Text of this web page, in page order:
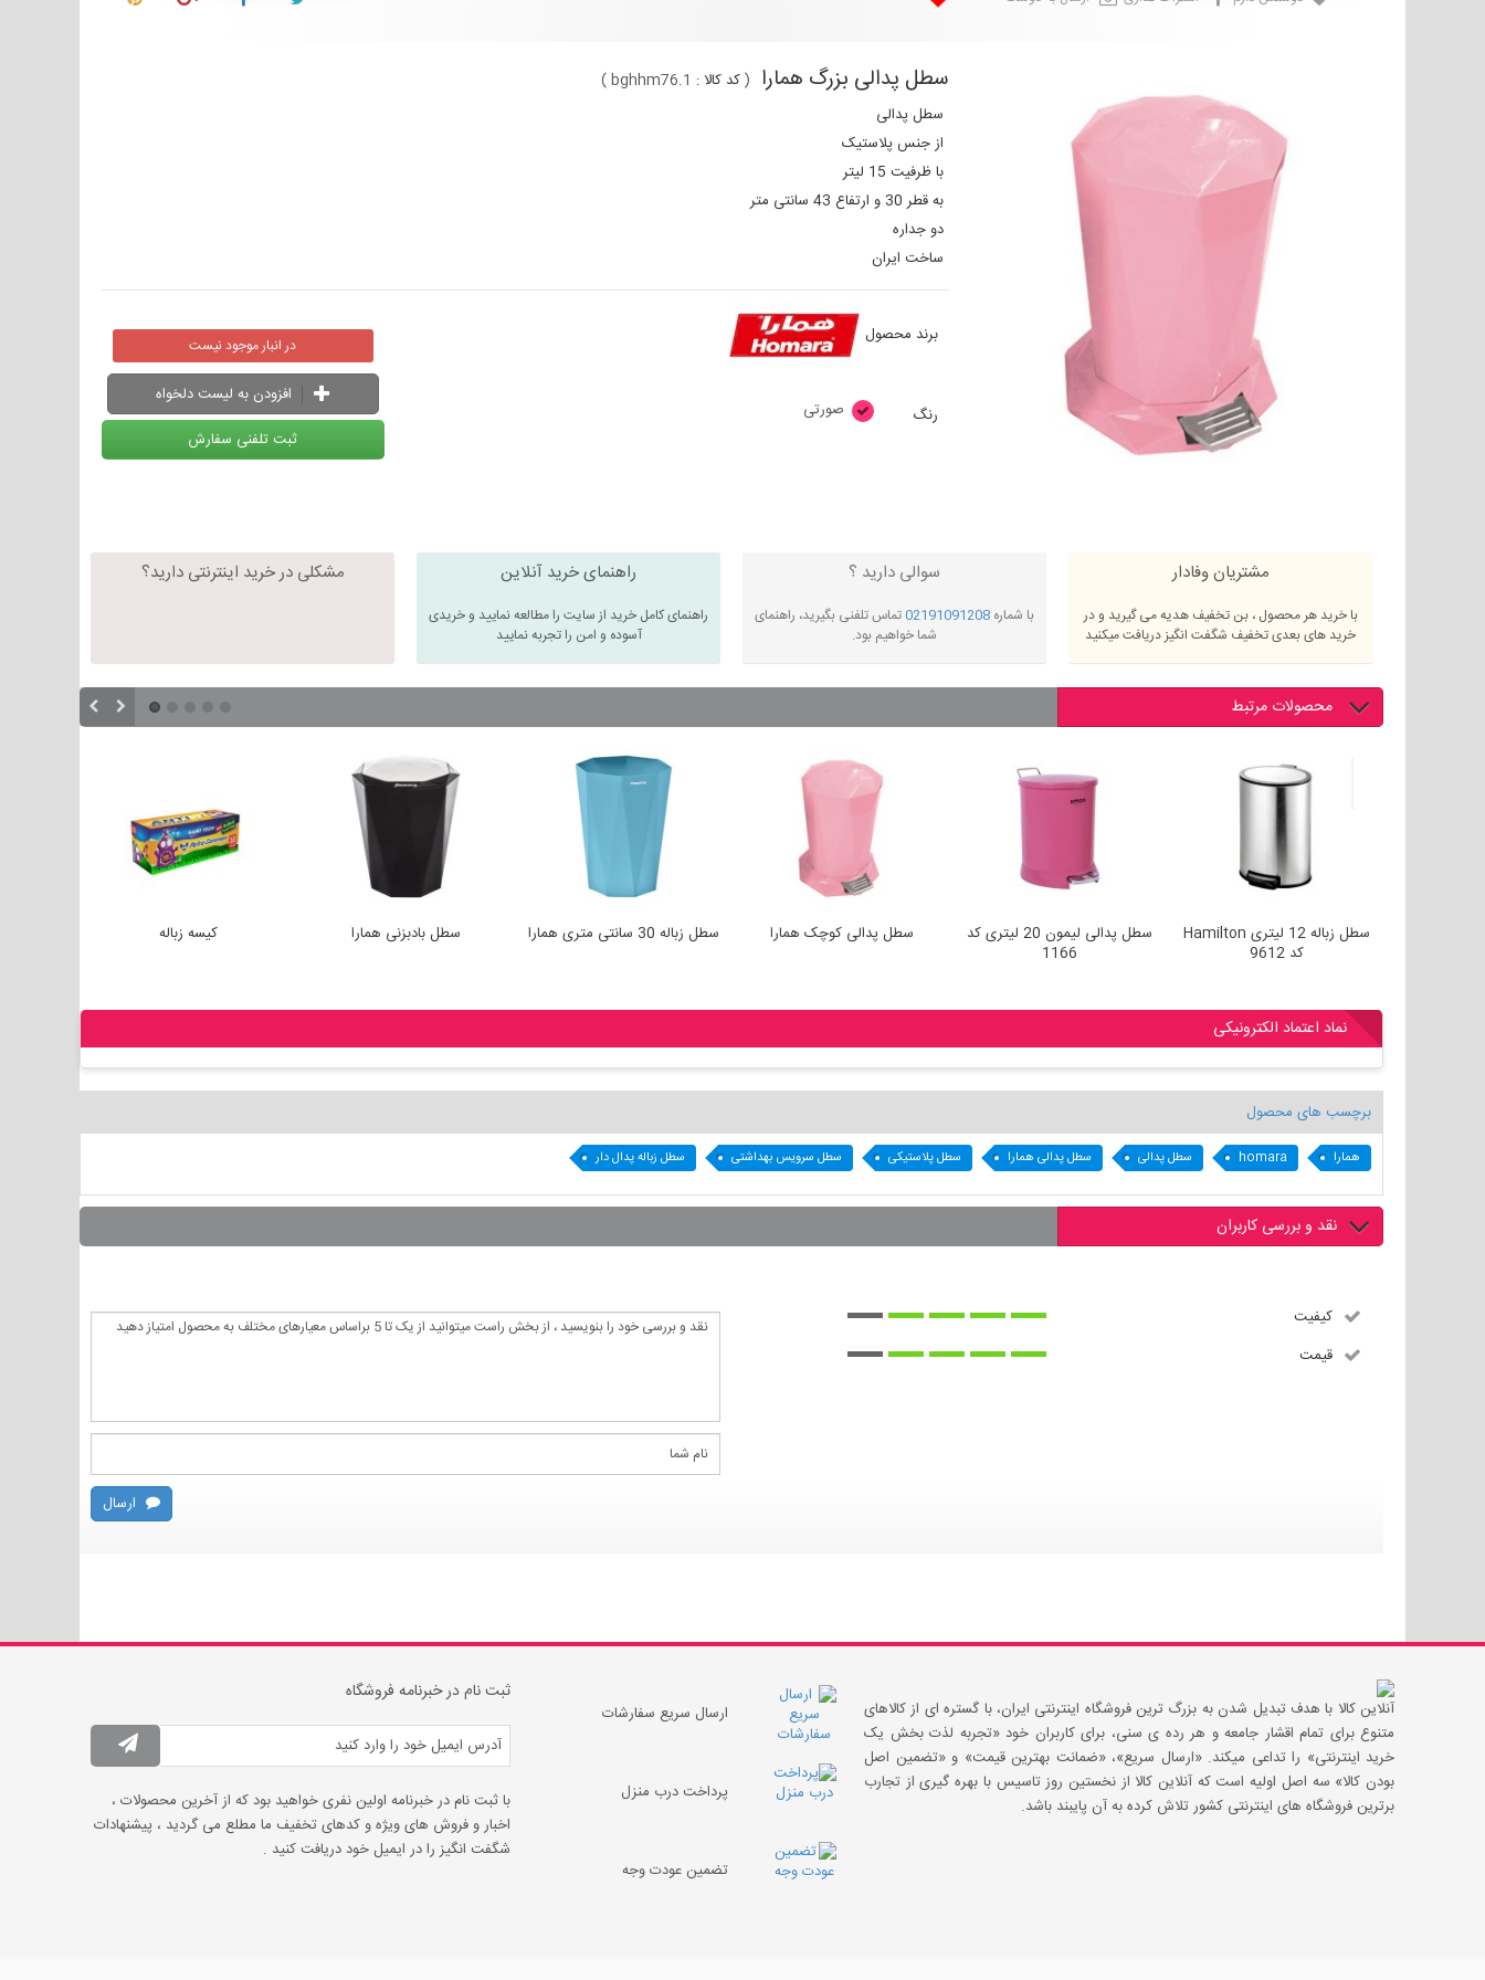
سطل پدالی بزرگ همارا (کد کالا : bghhm76.1
)
سطل پدالی
از جنس پلاستیک
با ظرفیت 15 لیتر
به قطر 30 و ارتفاع 43 سانتی متر
دو جداره
ساخت ایران
برند محصول
رنگ صورتی
در انبار موجود نیست
افزودن به لیست دلخواه
ثبت تلفنی سفارش
مشتریان وفادار
با خرید هر محصول ، بن تخفیف هدیه می گیرید و در
خرید های بعدی تخفیف شگفت انگیز دریافت میکنید
سوالی دارید ؟
با شماره 02191091208تماس تلفنی بگیرید، راهنمای
شما خواهیم بود.
راهنمای خرید آنلاین
راهنمای کامل خرید از سایت را مطالعه نمایید و خریدی
آسوده و امن را تجربه نمایید
مشکلی در خرید اینترنتی دارید؟
محصولات مرتبط
کیسه زباله سطل بادبزنی همارا سطل زباله 30 سانتی متری همارا سطل پدالی کوچک همارا
سطل پدالی لیمون 20 لیتری کد
1166
سطل زباله 12 لیتری Hamilton
کد 9612
نماد اعتماد الکترونیکی
برچسب های محصول
همارا homara سطل پدالی سطل پدالی همارا سطل پلاستیکی سطل سرویس بهداشتی سطل زباله پدال دار
نقد و بررسی کاربران
کیفیت
قیمت
ارسال
آنلاین کالا با هدف تبدیل شدن به بزرگ ترین فروشگاه اینترنتی ایران، با گستره ای از کالاهای
متنوع برای تمام اقشار جامعه و هر رده ی سنی، برای کاربران خود «تجربه لذت بخش یک
خرید اینترنتی» را تداعی میکند. «ارسال سریع»، «ضمانت بهترین قیمت» و «تضمین اصل
بودن کالا» سه اصل اولیه است که آنلاین کالا از نخستین روز تاسیس با بهره گیری از تجارب
برترین فروشگاه های اینترنتی کشور تلاش کرده به آن پایبند باشد.
ارسال سریع سفارشات
پرداخت درب منزل
تضمین عودت وجه
ثبت نام در خبرنامه فروشگاه
با ثبت نام در خبرنامه اولین نفری خواهید بود که از آخرین محصولات ،
اخبار و فروش های ویژه و کدهای تخفیف ما مطلع می گردید ، پیشنهادات
شگفت انگیز را در ایمیل خود دریافت کنید .